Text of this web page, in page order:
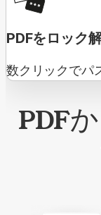
PDFをロック
数クリックでパ
PDF